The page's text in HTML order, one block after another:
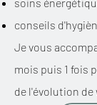
conseils
Je vous
mois puis 1 fois
de l'évolution